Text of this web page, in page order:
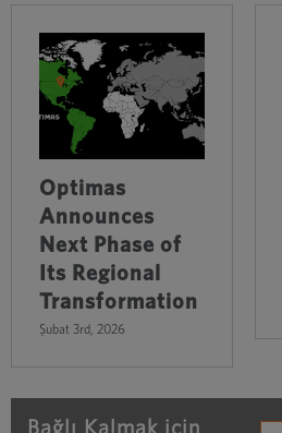
Optimas
Announces
Next Phase of
Its Regional
Transformation
Şubat 3rd, 2026
Bağlı Kalmak için